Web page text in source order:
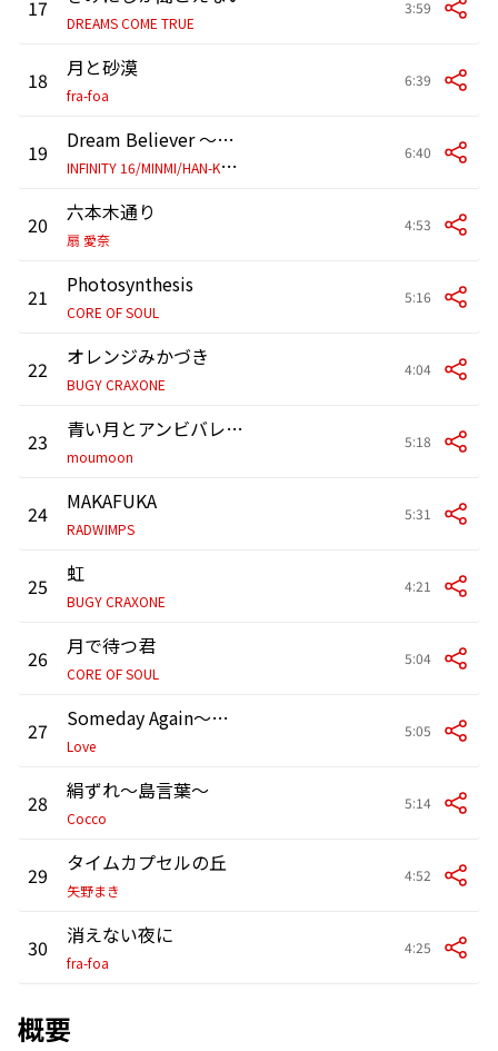
17
DREAMS COME TRUE
3:59
18 月と砂漠
fra-foa
6:39
19
Dream Believer ～星に願いを～
I
NFINITY 16/MINMI/HAN-KUN/若旦那/GOKI
6:40
20 六本木通り
扇 愛奈
4:53
21 Photosynthesis
CORE OF SOUL
5:16
22 オレンジみかづき
BUGY CRAXONE
4:04
23 青い月とアンビバレンスな愛
moumoon
5:18
24 MAKAFUKA
RADWIMPS
5:31
25 虹
BUGY CRAXONE
4:21
26 月で待つ君
CORE OF SOUL
5:04
27 Someday Again～また会う日まで～
Love
5:05
28 絹ずれ〜島言葉〜
Cocco
5:14
29 タイムカプセルの丘
矢野まき
4:52
30 消えない夜に
fra-foa
4:25
概要